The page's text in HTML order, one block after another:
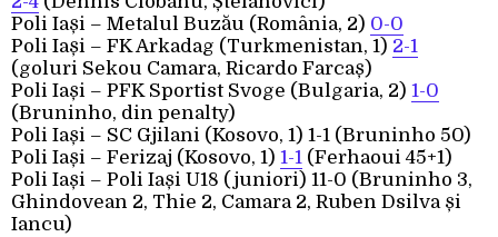
Poli Iași – Metalul Buzău (România, 2) 0-0
Poli Iași – FK Arkadag (Turkmenistan, 1) 2-1
(goluri Sekou Camara, Ricardo Farcaș)
Poli Iași – PFK Sportist Svoge (Bulgaria, 2) 1-0
(Bruninho, din penalty)
Poli Iași – SC Gjilani (Kosovo, 1) 1-1 (Bruninho 50)
Poli Iași – Ferizaj (Kosovo, 1) 1-1 (Ferhaoui 45+1)
Poli Iași – Poli Iași U18 (juniori) 11-0 (Bruninho 3,
Ghindovean 2, Thie 2, Camara 2, Ruben Dsilva și
Iancu)